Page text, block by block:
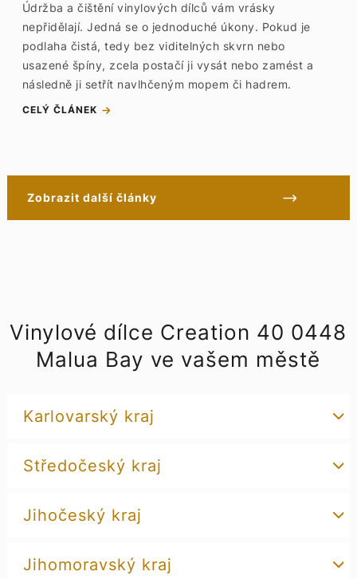
Údržba a čištění vinylových dílců vám vrásky
nepřidělají. Jedná se o jednoduché úkony. Pokud je
podlaha čistá, tedy bez viditelných skvrn nebo
usazené špíny, zcela postačí ji vysát nebo zamést a
následně ji setřít navlhčeným mopem či hadrem.
CELÝ ČLÁNEK
Zobrazit další články
Vinylové dílce Creation 40 0448
Malua Bay ve vašem městě
Karlovarský kraj
Středočeský kraj
Jihočeský kraj
Jihomoravský kraj